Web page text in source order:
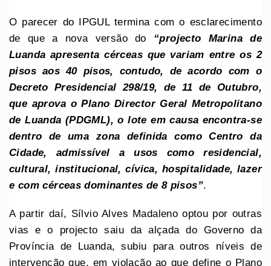
O parecer do IPGUL termina com o esclarecimento
de que a nova versão do “projecto Marina de
Luanda apresenta cérceas que variam entre os 2
pisos aos 40 pisos, contudo, de acordo com o
Decreto Presidencial 298/19, de 11 de Outubro,
que aprova o Plano Director Geral Metropolitano
de Luanda (PDGML), o lote em causa encontra-se
dentro de uma zona definida como Centro da
Cidade, admissível a usos como residencial,
cultural, institucional, cívica, hospitalidade, lazer
e com cérceas dominantes de 8 pisos”.
A partir daí, Sílvio Alves Madaleno optou por outras
vias e o projecto saiu da alçada do Governo da
Província de Luanda, subiu para outros níveis de
intervenção que, em violação ao que define o Plano